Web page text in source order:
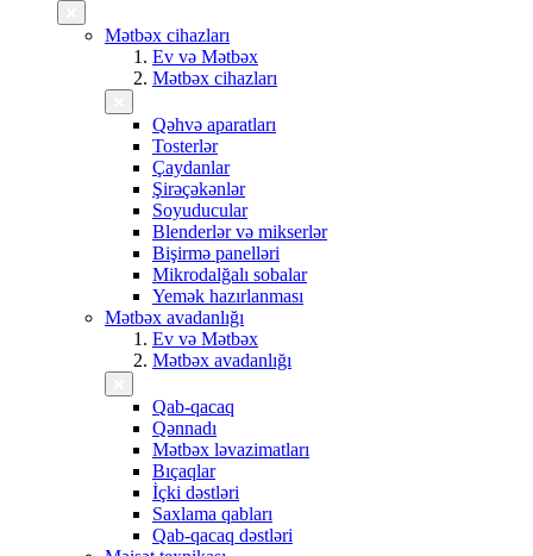
Mətbəx cihazları
Ev və Mətbəx
Mətbəx cihazları
Qəhvə aparatları
Tosterlər
Çaydanlar
Şirəçəkənlər
Soyuducular
Blenderlər və mikserlər
Bişirmə panelləri
Mikrodalğalı sobalar
Yemək hazırlanması
Mətbəx avadanlığı
Ev və Mətbəx
Mətbəx avadanlığı
Qab-qacaq
Qənnadı
Mətbəx ləvazimatları
Bıçaqlar
İçki dəstləri
Saxlama qabları
Qab-qacaq dəstləri